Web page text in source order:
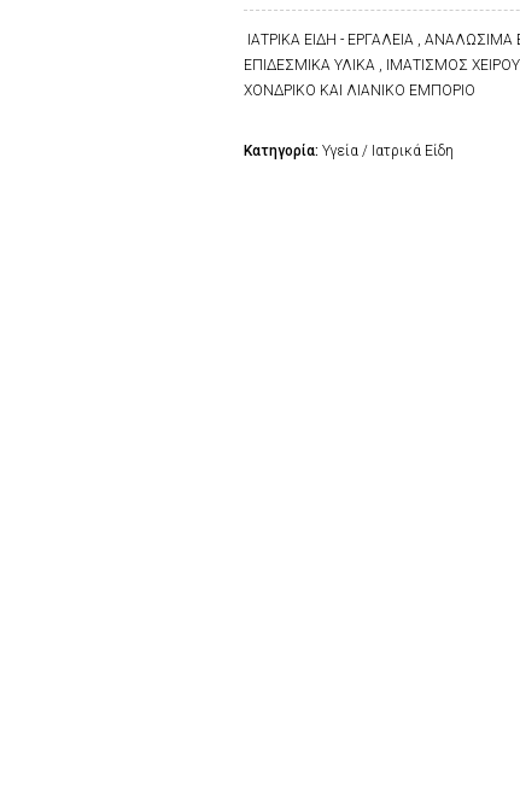
ΙΑΤΡΙΚΑ ΕΙΔΗ - ΕΡΓΑΛΕΙΑ ,
ΕΠΙΔΕΣΜΙΚΑ ΥΛΙΚΑ , ΙΜΑΤΙΣΜΟΣ
ΧΟΝΔΡΙΚΟ ΚΑΙ ΛΙΑΝΙΚΟ ΕΜΠΟΡΙΟ
Κατηγορία: Υγεία / Ιατρικά Είδη